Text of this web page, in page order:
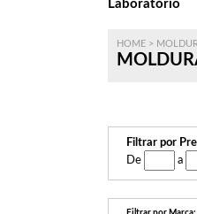
Laboratório
HOME >
Filtrar por
De
a